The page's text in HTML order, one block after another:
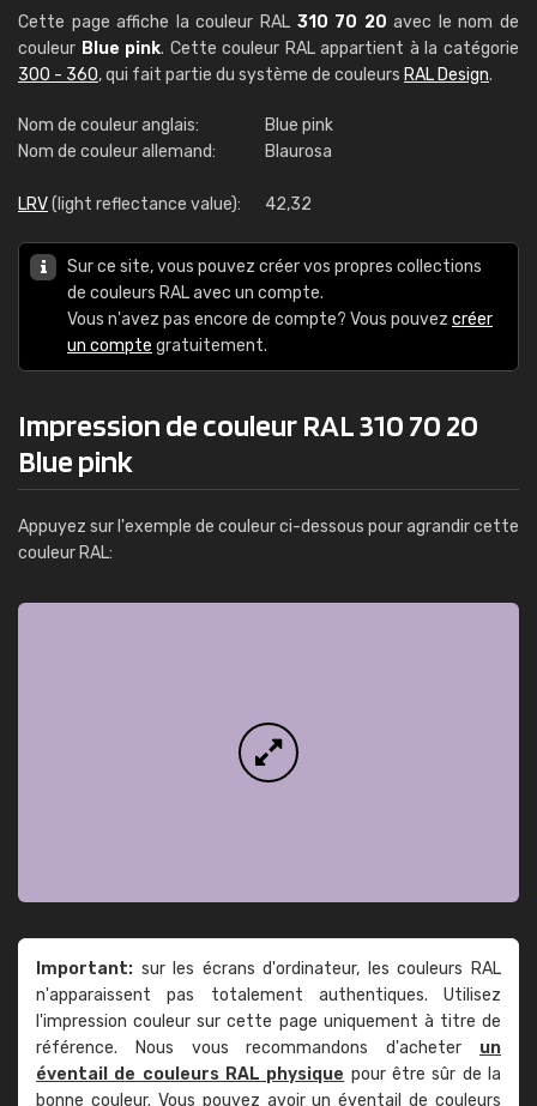
Cette page affiche la couleur RAL 310 70 20 avec le nom de
couleur Blue pink. Cette couleur RAL appartient à la catégorie
300 - 360, qui fait partie du système de couleurs RAL Design.
Nom de couleur anglais:
Blue pink
Nom de couleur allemand:
Blaurosa
LRV(light reflectance value): 42,32
Sur ce site, vous pouvez créer vos propres collections
de couleurs RAL avec un compte.
Vous n'avez pas encore de compte? Vous pouvez créer
un compte gratuitement.
Impression de couleur RAL 310 70 20
Blue pink
Appuyez sur l'exemple de couleur ci-dessous pour agrandir cette
couleur RAL:
Important: sur les écrans d'ordinateur, les couleurs RAL
n'apparaissent pas totalement authentiques. Utilisez
l'impression couleur sur cette page uniquement à titre de
référence. Nous vous recommandons d'acheter un
éventail de couleurs RAL physique pour être sûr de la
bonne couleur. Vous pouvez avoir un éventail de couleurs